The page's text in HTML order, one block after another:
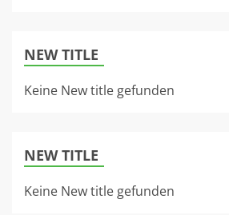
NEW TITLE
Keine New title gefunden
NEW TITLE
Keine New title gefunden